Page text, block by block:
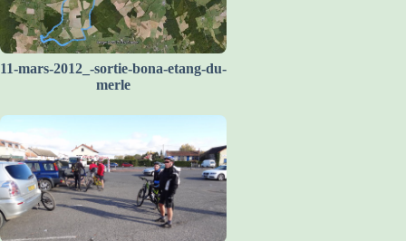
11-mars-2012_-sortie-bona-etang-du-
merle